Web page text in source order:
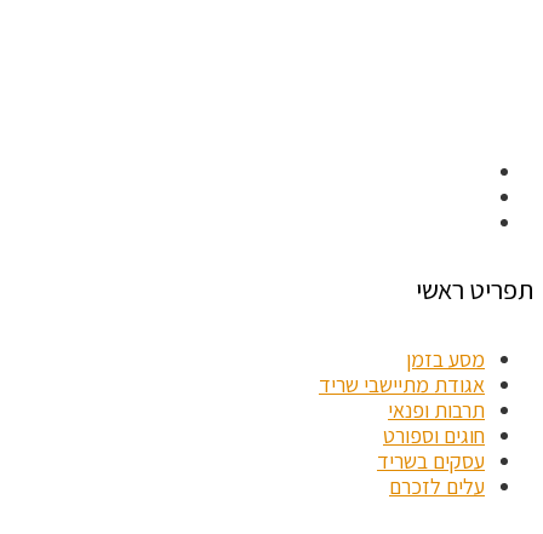
תפריט ראשי
מסע בזמן
אגודת מתיישבי שריד
תרבות ופנאי
חוגים וספורט
עסקים בשריד
עלים לזכרם